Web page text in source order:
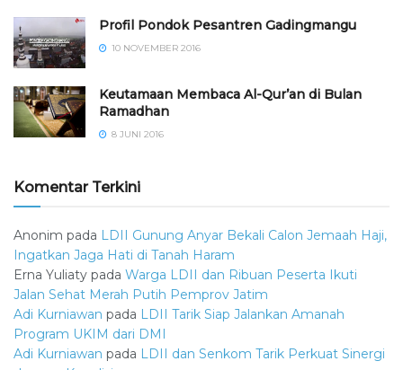
⁠⁠⁠Profil Pondok Pesantren Gadingmangu
10 NOVEMBER 2016
Keutamaan Membaca Al-Qur’an di Bulan
Ramadhan
8 JUNI 2016
Komentar Terkini
Anonim pada LDII Gunung Anyar Bekali Calon Jemaah Haji,
Ingatkan Jaga Hati di Tanah Haram
Erna Yuliaty pada Warga LDII dan Ribuan Peserta Ikuti
Jalan Sehat Merah Putih Pemprov Jatim
Adi Kurniawan pada LDII Tarik Siap Jalankan Amanah
Program UKIM dari DMI
Adi Kurniawan pada LDII dan Senkom Tarik Perkuat Sinergi